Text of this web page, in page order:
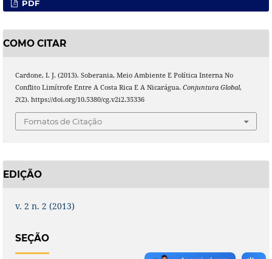
PDF
COMO CITAR
Cardone, I. J. (2013). Soberania, Meio Ambiente E Política Interna No
Conflito Limítrofe Entre A Costa Rica E A Nicarágua. Conjuntura Global,
2(2). https://doi.org/10.5380/cg.v2i2.35336
Fomatos de Citação
EDIÇÃO
v. 2 n. 2 (2013)
SEÇÃO